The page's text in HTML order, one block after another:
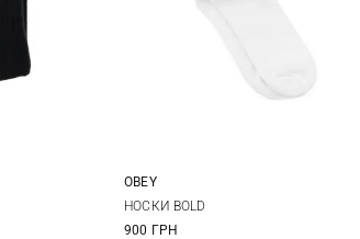
OBEY
НОСКИ BOLD
900 ГРН